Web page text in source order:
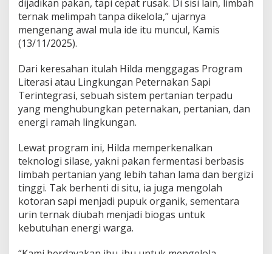
n
y
a
dijadikan pakan, tapi cepat rusak. Di sisi lain, limbah
ternak melimpah tanpa dikelola,” ujarnya
mengenang awal mula ide itu muncul, Kamis
(13/11/2025).
Dari keresahan itulah Hilda menggagas Program
Literasi atau Lingkungan Peternakan Sapi
Terintegrasi, sebuah sistem pertanian terpadu
yang menghubungkan peternakan, pertanian, dan
energi ramah lingkungan.
Lewat program ini, Hilda memperkenalkan
teknologi silase, yakni pakan fermentasi berbasis
limbah pertanian yang lebih tahan lama dan bergizi
tinggi. Tak berhenti di situ, ia juga mengolah
kotoran sapi menjadi pupuk organik, sementara
urin ternak diubah menjadi biogas untuk
kebutuhan energi warga.